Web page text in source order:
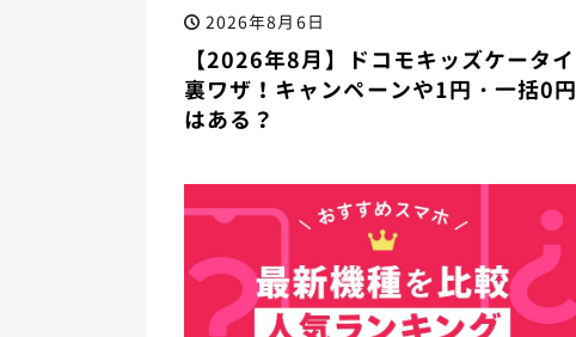
2026年8月6日
【2026年8月】ドコモキッズケータイ
裏ワザ！キャンペーンや1円・一括0円
はある？